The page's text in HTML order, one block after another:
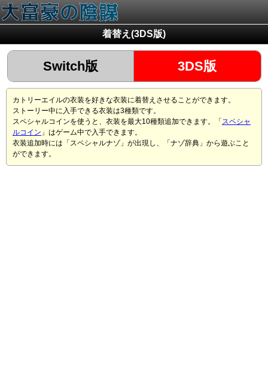
着替え(3DS版)
Switch版 3DS版
カトリーエイルの衣装を好きな衣装に着替えさせることができます。
ストーリー中に入手できる衣装は3種類です。
スペシャルコインを使うと、衣装を最大10種類追加できます。「 スペシャ
ルコイン 」はゲーム中で入手できます。
衣装追加時には「 スペシャルナゾ」が出現し、「 ナゾ辞典 」から遊ぶこと
ができます。